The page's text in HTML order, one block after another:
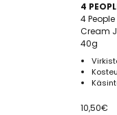
4
4
Cream
40g
10,50€